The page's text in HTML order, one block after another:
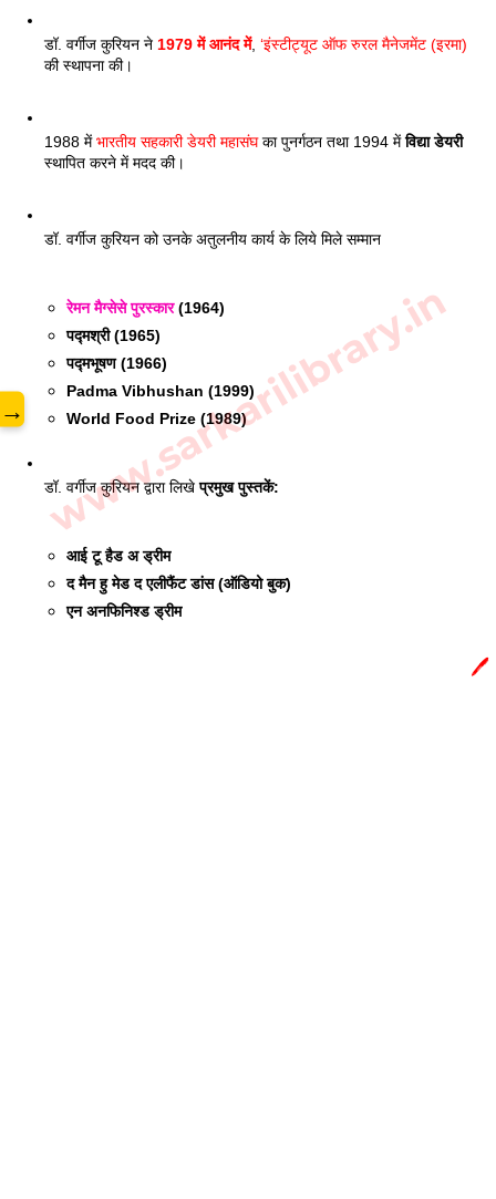
डॉ. वर्गीज कुरियन ने 1979 में आनंद में,
की स्थापना की।
1988 में भारतीय सहकारी डेयरी महासंघ का पुनर्गठन तथा 1994 में
विद्या डेयरी
स्थापित करने में मदद की।
डॉ. वर्गीज कुरियन को उनके अतुलनीय कार्य के लिये मिले सम्मान
रेमन मैग्सेसे पुरस्कार (1964)
पद्मश्री (1965)
पद्मभूषण (1966)
Padma Vibhushan (1999)
World Food Prize (1989)
डॉ. वर्गीज कुरियन द्वारा लिखे प्रमुख पुस्तकें:
आई टू हैड अ ड्रीम
द मैन हु मेड द एलीफैंट डांस (ऑडियो बुक)
एन अनफिनिश्ड ड्रीम
www.sarkarilibrary.in
→
🖊️